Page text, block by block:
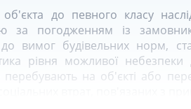
до певного класу
за погодженням із
до вимог будівельних норм,
рівня можливої
перебувають на об'єкті або